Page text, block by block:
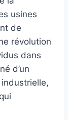
usines
de
révolution
dans
d’un